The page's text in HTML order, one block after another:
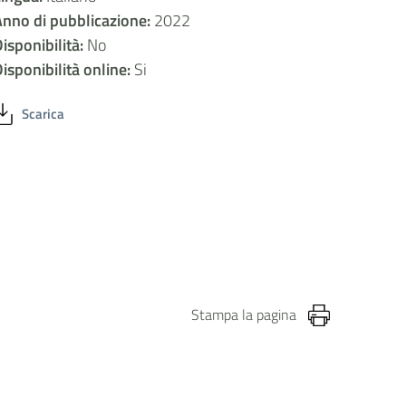
di pubblicazione:2022
No
online:Si
Scarica
Stampa la pagina